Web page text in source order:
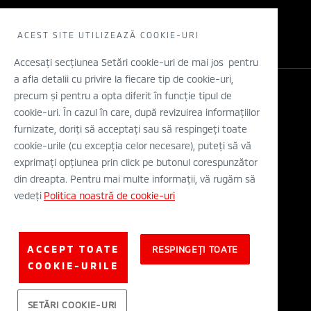
Electric
Concept cars
Stiri
Solicita un TEST DRIVE
Retea dealeri
Descarca o brosura
Configurator
Legal si Protectia Datelor cu Caracter Personal
Termeni si conditii
A.N.P.C.
Eticheta Europeana a Anvelopelor
Solutionarea alternativa a litigiilor
Solutionarea online a litigiilor
ACEST SITE UTILIZEAZĂ COOKIE-URI
Accesați secțiunea Setări cookie-uri de mai jos pentru
a afla detalii cu privire la fiecare tip de cookie-uri,
precum și pentru a opta diferit în funcție tipul de
cookie-uri. În cazul în care, după revizuirea informațiilor
furnizate, doriți să acceptați sau să respingeți toate
cookie-urile (cu excepția celor necesare), puteți să vă
exprimați opțiunea prin click pe butonul corespunzător
din dreapta. Pentru mai multe informații, vă rugăm să
vedeți Politica noastră de cookie-uri
ACCEPT TOATE
COOKIE-URILE
RESPINGEȚI TOATE
SETĂRI COOKIE-URI